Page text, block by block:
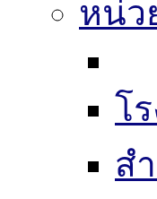
หน่ว
โ
ส